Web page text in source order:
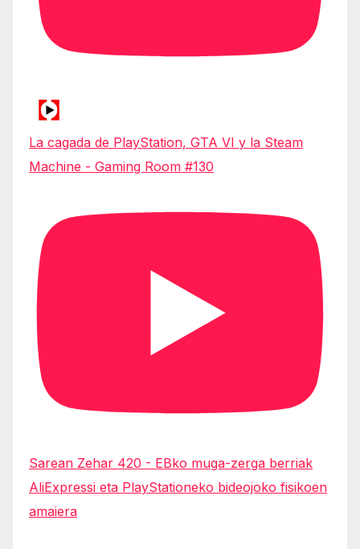
La cagada de PlayStation, GTA VI y la Steam
Machine - Gaming Room #130
Sarean Zehar 420 - EBko muga-zerga berriak
AliExpressi eta PlayStationeko bideojoko fisikoen
amaiera